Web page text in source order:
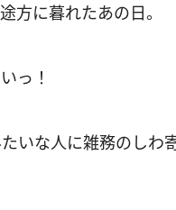
方に暮れたあの日。
っ！
いな人に雑務のしわ